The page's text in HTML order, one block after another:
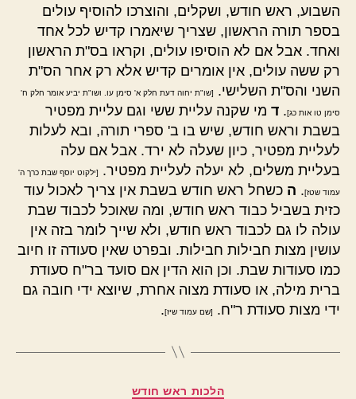
השבוע, ראש חודש, ושקלים, והוצרכו להוסיף עולים
בספר תורה הראשון, שצריך שיאמרו קדיש לכל אחד
ואחד. אבל אם לא הוסיפו עולים, וקראו בס"ת הראשון
רק ששה עולים, אין אומרים קדיש אלא רק אחר הס"ת
השני והס"ת השלישי.
[שו"ת יחוה דעת חלק א' סימן עו. ושו"ת יביע אומר חלק ח'
סימן טו אות כג]. ד מי שקנה עליית ששי וגם עליית מפטיר
בשבת וראש חודש, שיש בו ב' ספרי תורה, ובא לעלות
לעליית מפטיר, כיון שעלה לא ירד. אבל אם עלה
בעליית משלים, לא יעלה לעליית מפטיר.
[ילקוט יוסף שבת כרך ה'
עמוד שטז]. ה כשחל ראש חודש בשבת אין צריך לאכול עוד
כזית בשביל כבוד ראש חודש, ומה שאוכל לכבוד שבת
עולה לו גם לכבוד ראש חודש, ולא שייך לומר בזה אין
עושין מצות חבילות חבילות. ובפרט שאין סעודה זו חיוב
כמו סעודות שבת. וכן הוא הדין אם סועד בר"ח סעודת
ברית מילה, או סעודת מצוה אחרת, שיוצא ידי חובה גם
ידי מצות סעודת ר"ח.
[שם עמוד שיז].
קטגוריות
הלכות ראש חודש